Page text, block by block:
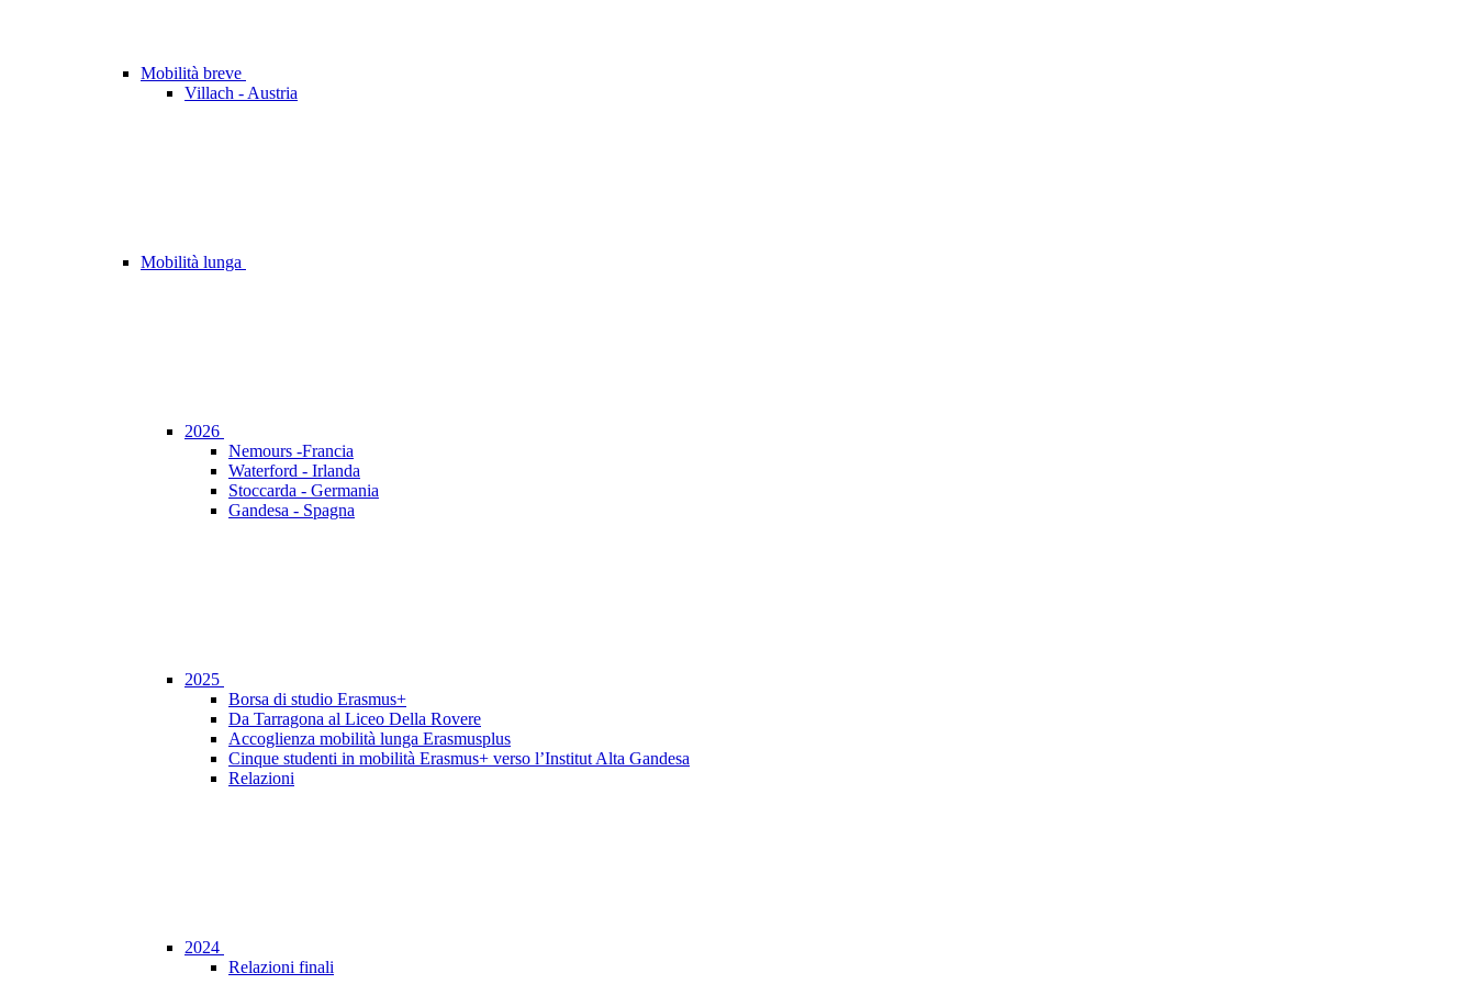
Mobilità breve
Villach - Austria
Mobilità lunga
2026
Nemours -Francia
Waterford - Irlanda
Stoccarda - Germania
Gandesa - Spagna
2025
Borsa di studio Erasmus+
Da Tarragona al Liceo Della Rovere
Accoglienza mobilità lunga Erasmusplus
Cinque studenti in mobilità Erasmus+ verso l’Institut Alta Gandesa
Relazioni
2024
Relazioni finali